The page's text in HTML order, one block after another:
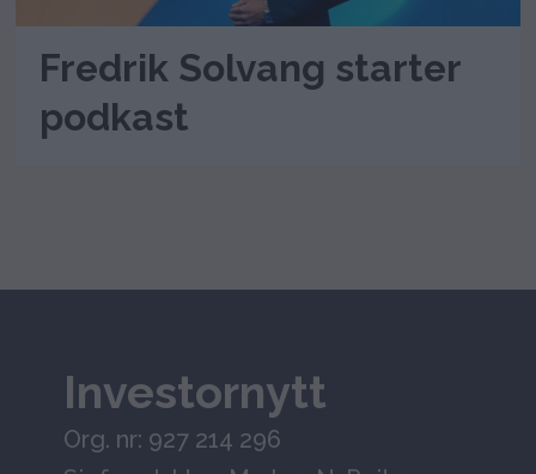
Fredrik Solvang starter
podkast
Investornytt
Org. nr: 927 214 296